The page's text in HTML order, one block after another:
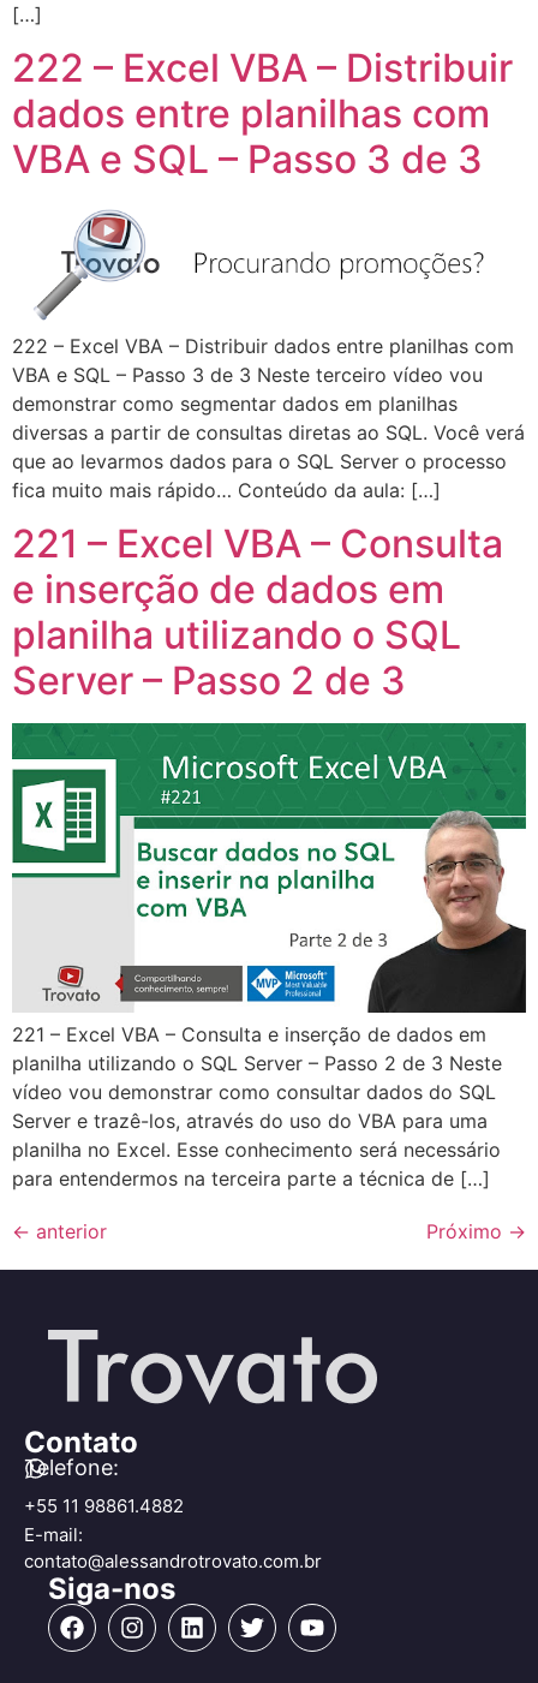
[…]
222 – Excel VBA – Distribuir
dados entre planilhas com
VBA e SQL – Passo 3 de 3
222 – Excel VBA – Distribuir dados entre planilhas com
VBA e SQL – Passo 3 de 3 Neste terceiro vídeo vou
demonstrar como segmentar dados em planilhas
diversas a partir de consultas diretas ao SQL. Você verá
que ao levarmos dados para o SQL Server o processo
fica muito mais rápido… Conteúdo da aula: […]
221 – Excel VBA – Consulta
e inserção de dados em
planilha utilizando o SQL
Server – Passo 2 de 3
221 – Excel VBA – Consulta e inserção de dados em
planilha utilizando o SQL Server – Passo 2 de 3 Neste
vídeo vou demonstrar como consultar dados do SQL
Server e trazê-los, através do uso do VBA para uma
planilha no Excel. Esse conhecimento será necessário
para entendermos na terceira parte a técnica de […]
← anterior Próximo →
Contato
Telefone:
+55 11 98861.4882
E-mail:
contato@alessandrotrovato.com.br
Siga-nos